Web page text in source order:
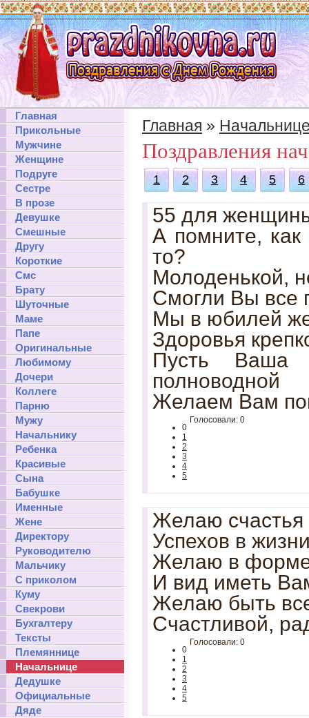
Главная
Прикольные
Мужчине
Женщине
Подруге
Сестре
В прозе
Девушке
Смешные
Другу
Короткие
Смс
Брату
Шуточные
Маме
Папе
Оригинальные
Любимому
Дочери
Коллеге
Парню
Мужу
Начальнику
Ребенка
Красивые
Сына
Бабушке
Именные
Жене
Директору
Руководителю
Мальчику
С приколом
Куму
Свекрови
Бухгалтеру
Тексты
Племяннице
Начальнице
Дедушке
Официальные
Дяде
Главная »
Поздравления
1 2 3 4 5 6
55 для
А помните,
то?
Молоденькой,
Смогли Вы все
Мы в юбилей
Здоровья
Пусть Ваша
полноводной
Желаем Вам
0
1
2
3
4
5
Голосовали: 0
Желаю счастья
Успехов в
Желаю в форме
И вид иметь
Желаю быть
Счастливой,
0
1
2
3
4
5
Голосовали: 0